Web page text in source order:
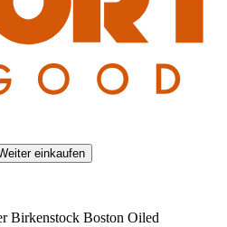
einkaufen
Birkenstock Boston Oiled